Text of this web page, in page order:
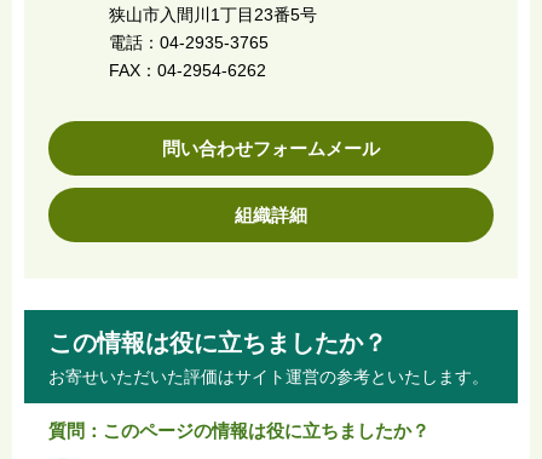
狭山市入間川1丁目23番5号
電話：04-2935-3765
FAX：04-2954-6262
問い合わせフォームメール
組織詳細
この情報は役に立ちましたか？
お寄せいただいた評価はサイト運営の参考といたします。
質問：このページの情報は役に立ちましたか？